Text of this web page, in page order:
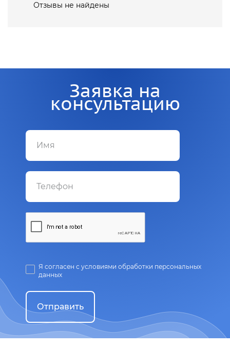
Отзывы не найдены
Заявка на
консультацию
Я согласен с условиями обработки персональных
данных
Отправить